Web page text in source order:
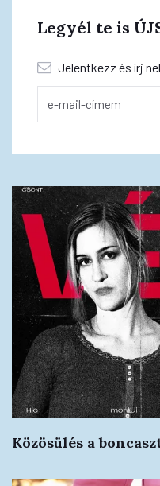
Legyél te is
Jelentkezz és írj
Közösülés a